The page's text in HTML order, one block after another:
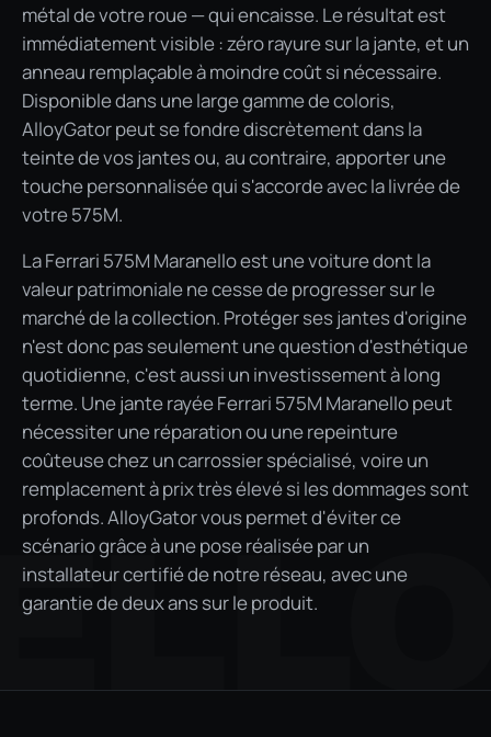
métal de votre roue — qui encaisse. Le résultat est
immédiatement visible : zéro rayure sur la jante, et un
anneau remplaçable à moindre coût si nécessaire.
Disponible dans une large gamme de coloris,
AlloyGator peut se fondre discrètement dans la
teinte de vos jantes ou, au contraire, apporter une
touche personnalisée qui s'accorde avec la livrée de
votre 575M.
La Ferrari 575M Maranello est une voiture dont la
valeur patrimoniale ne cesse de progresser sur le
marché de la collection. Protéger ses jantes d'origine
n'est donc pas seulement une question d'esthétique
quotidienne, c'est aussi un investissement à long
terme. Une jante rayée Ferrari 575M Maranello peut
nécessiter une réparation ou une repeinture
coûteuse chez un carrossier spécialisé, voire un
remplacement à prix très élevé si les dommages sont
profonds. AlloyGator vous permet d'éviter ce
scénario grâce à une pose réalisée par un
installateur certifié de notre réseau, avec une
garantie de deux ans sur le produit.